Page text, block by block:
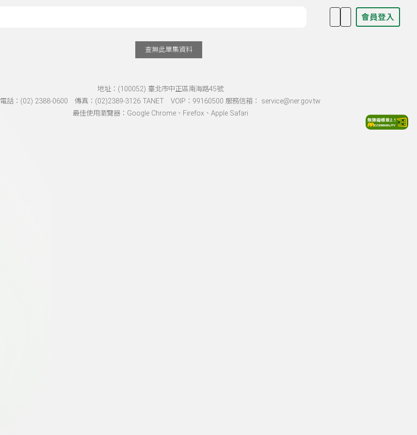
會員登入
查無此單集資料
地址：(100052) 臺北市中正區南海路45號
電話：(02) 2388-0600 傳真：(02)2389-3126 TANET VOIP：99160500 服務信箱： service@ner.gov.tw
最佳使用瀏覽器：Google Chrome、Firefox、Apple Safari